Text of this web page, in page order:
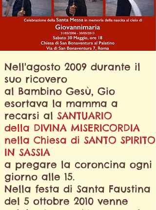
Nell'agosto 2009 durante il
suo ricovero
al Bambino Gesù, Gio
esortava la mamma a
recarsi al SANTUARIO
della DIVINA MISERICORDIA
nella Chiesa di SANTO SPIRITO
IN SASSIA
a pregare la coroncina ogni
giorno alle 15.
Nella festa di Santa Faustina
del 5 ottobre 2010 venne